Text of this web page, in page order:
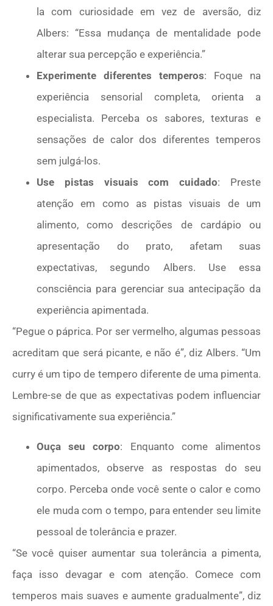
la com curiosidade em vez de aversão, diz
Albers: “Essa mudança de mentalidade pode
alterar sua percepção e experiência.”
Experimente diferentes temperos: Foque na
experiência sensorial completa, orienta a
especialista. Perceba os sabores, texturas e
sensações de calor dos diferentes temperos
sem julgá-los.
Use pistas visuais com cuidado: Preste
atenção em como as pistas visuais de um
alimento, como descrições de cardápio ou
apresentação do prato, afetam suas
expectativas, segundo Albers. Use essa
consciência para gerenciar sua antecipação da
experiência apimentada.
“Pegue o páprica. Por ser vermelho, algumas pessoas
acreditam que será picante, e não é”, diz Albers. “Um
curry é um tipo de tempero diferente de uma pimenta.
Lembre-se de que as expectativas podem influenciar
significativamente sua experiência.”
Ouça seu corpo: Enquanto come alimentos
apimentados, observe as respostas do seu
corpo. Perceba onde você sente o calor e como
ele muda com o tempo, para entender seu limite
pessoal de tolerância e prazer.
“Se você quiser aumentar sua tolerância a pimenta,
faça isso devagar e com atenção. Comece com
temperos mais suaves e aumente gradualmente”, diz